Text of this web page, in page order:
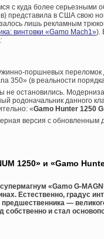
с куда более серьезными
представила в США свою
лишь рекламным
винтовки «Gamo Maсh1»).
поршневых переломок
350» (в реальности
не остановились.
родоначальник данного
«Gamo Hunter 1250
версия с обновленным
1250» и «Gamo
«Gamo G-
Естественно, градус
—
собственно и стал